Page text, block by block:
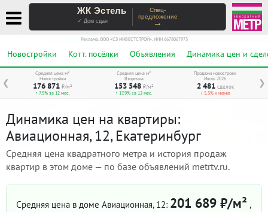
ЖК Эстель
✓ Дом сдан
Спец-
предложение
→
Реклама. ООО «СЗ ИНВЕСТСТРОЙ», ИНН 6678067973
Новостройки Котт. посёлки Объявления Динамика цен и
❮ ❯
Средняя цена м²
Новостройки
176 871 ₽/м²
↑ 7,5% за 12 мес.
Средняя цена м²
Вторичка
153 548 ₽/м²
↑ 17,9% за 12 мес.
Продажи новостроек
Июль 2026
2 481 сделок
↓ 5,3% к июню
Динамика цен на квартиры:
Авиационная, 12, Екатеринбург
Средняя цена квадратного метра и история продаж
квартир в этом доме — по базе объявлений metrtv.ru.
Средняя цена в доме Авиационная, 12: 201 689 ₽/м² ,